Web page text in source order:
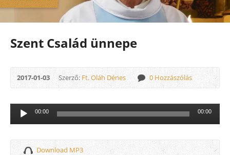
Szent Család ünnepe
2017-01-03 Szerző:Ft. Oláh Dénes 0 Hozzászólás
Audió
lejátszó
00:00 00:00
Download MP3